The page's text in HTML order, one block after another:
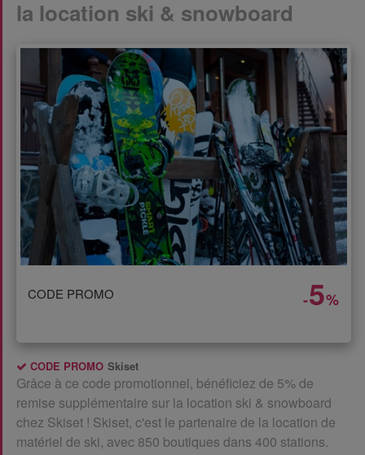
la location ski & snowboard
CODE PROMO -5%
CODE PROMO Skiset
Grâce à ce code promotionnel, bénéficiez de 5% de
remise supplémentaire sur la location ski & snowboard
chez Skiset ! Skiset, c'est le partenaire de la location de
matériel de ski, avec 850 boutiques dans 400 stations.